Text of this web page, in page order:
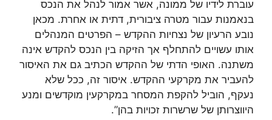
עוברת לידיו של ממונה, אשר אמור לנהל את הנכס
בנאמנות עבור מטרה ציבורית, דתית או אחרת. מכאן
נובע הרעיון של נצחיות ההקדש – הפרטים המנהלים
אותו עשויים להתחלף אך הזיקה בין הנכס להקדש אינה
משתנה. האופי הדתי של ההקדש הכתיב גם את האיסור
להעביר את מקרקעי ההקדש. איסור זה, ככל שלא
נעקף, הוביל להקפת המסחר במקרקעין מוקדשים ומנע
היווצרותן של שרשרות זכויות בהן”.